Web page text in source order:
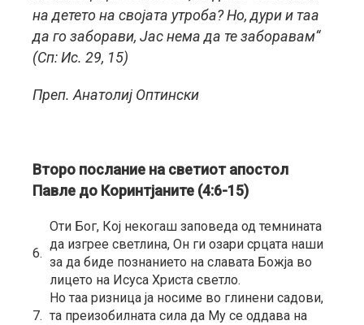
на детето на својата утроба? Но, дури и таа
да го заборави, Јас нема да те заборавам“
(Сп: Ис. 29, 15)
Преп. Анатолиј Оптински
Второ послание на светиот апостол
Павле до Коринтјаните (4:6-15)
6.
Оти Бог, Кој некогаш заповеда од темнината
да изгрее светлина, Он ги озари срцата наши
за да биде познанието на славата Божја во
лицето на Исуса Христа светло.
7.
Но таа ризница ја носиме во глинени садови,
та преизобилната сила да Му се оддава на